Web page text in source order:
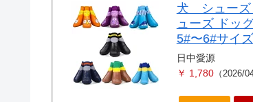
犬 シューズ
ューズ ドッ
5#〜6#サイ
日中愛源
￥ 1,780（2026/